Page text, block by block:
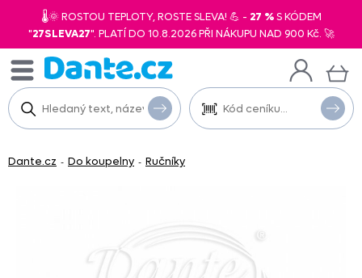
🌡️🌞 ROSTOU TEPLOTY, ROSTE SLEVA! 💪 - 27 %S KÓDEM
"27SLEVA27". PLATÍ DO 10.8.2026 PŘI NÁKUPU NAD 900 Kč. 🚀
Dante.cz - Do koupelny - Ručníky